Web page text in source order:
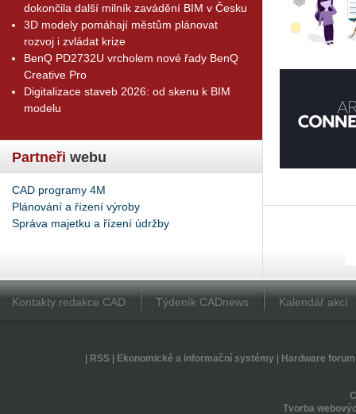
dokončila další milník zavádění BIM v Česku
3D modely pomáhají městům plánovat
rozvoj i zvládat krize
BenQ PD2732U vrcholem nové řady BenQ
Creative Pro
Digitalizace staveb 2026: od skenu k BIM
modelu
Partneři webu
CAD programy 4M
Plánování a řízení výroby
Správa majetku a řízení údržby
Kontakty redakce CAD Týdeník CADnews Kalendář akcí
RSS| Ekonomické a informační systémy| Hardware forum
Tvorba